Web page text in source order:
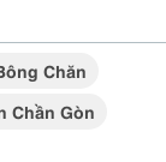
Chăn
Chần Gòn